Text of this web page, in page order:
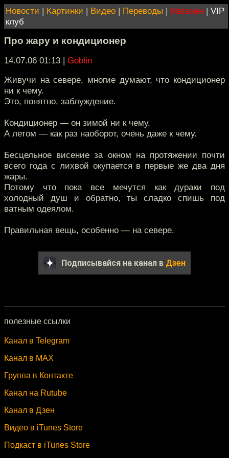
Новости | Картинки | Видео | Переводы | Магазин | VIP
клуб
Про жару и кондиционер
14.07.06 01:13 | Goblin
Живучи на севере, многие думают, что кондиционер
ни к чему.
Это, понятно, заблуждение.
Кондиционер — он зимой ни к чему.
А летом — как раз наоборот, очень даже к чему.
Бесцельное висение за окном на протяжении почти
всего года с лихвой окупается в первые же два дня
жары.
Потому что пока все мечутся как дураки под
холодный душ и обратно, ты сладко спишь под
ватным одеялом.
Правильная вещь, особенно — на севере.
Подписывайся на канал в Дзен
полезные ссылки
Канал в Telegram
Канал в MAX
Группа в Контакте
Канал на Rutube
Канал в Дзен
Видео в iTunes Store
Подкаст в iTunes Store